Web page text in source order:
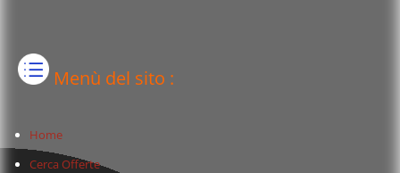
Menù del sito :
Home
Cerca Offerte